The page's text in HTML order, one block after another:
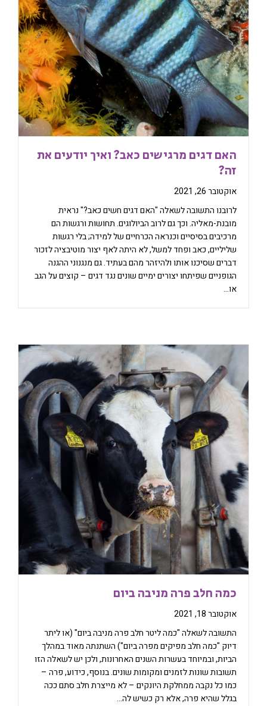
האם דגים מרגישים כאב? ואיך יודעים את
זה?
אוקטובר 26, 2021
לרובנו התשובה לשאלה "האם דגים חשים כאב?" נראית
מובנת-מאליה. וכך גם לרוב הביולוגים. תחושות ורגשות הם
מרכיבים בסיסיים וכנראה הכרחיים של למידה; בלי רגשות
שליליים, כאב ופחד למשל, לא היתה לאף יצור מוטיבציה לזכור
דברים שסיכנו אותו ולהיזהר מהם בעתיד. גם מנגנוני ההגנה
הגופניים שפיתחו יצורים ימיים שונים נגד דגים – קוצים על הגב
או…
כמה חלב פרה מניבה ביום
אוקטובר 18, 2021
התשובה לשאלה "כמה ליטר חלב פרה מניבה ביום" (או ליתר
דיוק "כמה חלב מפיקים מפרה ביום") השתנתה מאוד במהלך
הביות, ובמיוחד בעשרות השנים האחרונות, ולכן יש לשאלה הזו
תשובות שונות לזמנים ומקומות שונים. בנוסף, כידוע, פרה –
כמו כל נקבה ממחלקת היונקים – לא מייצרת חלב סתם ככה
בגלל שהיא פרה, אלא רק כשיש לה…